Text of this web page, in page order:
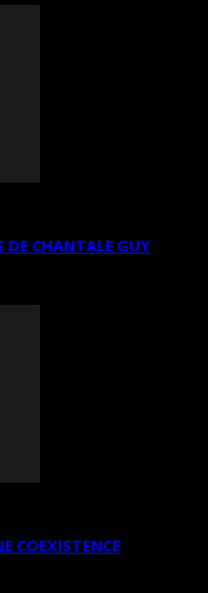
DE CHANTALE GUY
COEXISTENCE